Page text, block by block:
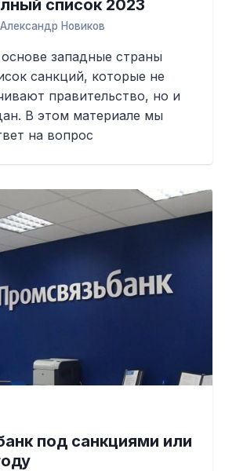
список 2023
Александр Новиков
западные страны
санкций, которые не
правительство, но и
В этом материале мы
на вопрос
под санкциями или